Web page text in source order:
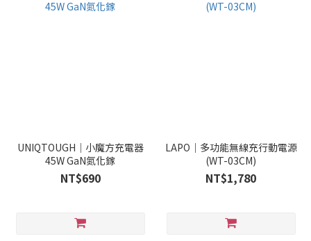
UNIQTOUGH｜小魔方充電器
45W GaN氮化鎵
NT$690
LAPO｜多功能無線充行動電源
(WT-03CM)
NT$1,780